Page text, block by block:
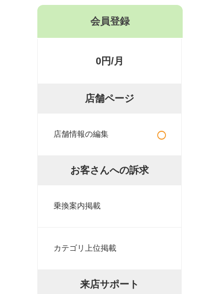
会員登録
0円/月
店舗ページ
店舗情報の編集 ○
お客さんへの訴求
乗換案内掲載
カテゴリ上位掲載
来店サポート